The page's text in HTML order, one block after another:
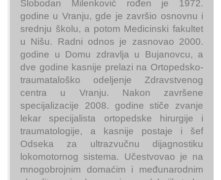
Slobodan Milenković rođen je 1972.
godine u Vranju, gde je završio osnovnu i
srednju školu, a potom Medicinski fakultet
u Nišu. Radni odnos je zasnovao 2000.
godine u Domu zdravlja u Bujanovcu, a
dve godine kasnije prelazi na Ortopedsko-
traumataloško odeljenje Zdravstvenog
centra u Vranju. Nakon završene
specijalizacije 2008. godine stiče zvanje
lekar specijalista ortopedske hirurgije i
traumatologije, a kasnije postaje i šef
Odseka za ultrazvučnu dijagnostiku
lokomotornog sistema. Učestvovao je na
mnogobrojnim domaćim i međunarodnim